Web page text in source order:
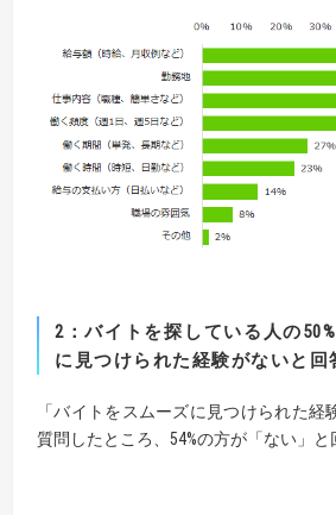
2 ：バイトを探している人の50%
に見つけられた経験がないと回
「バイトをスムーズに見つけられた経
質問したところ、54%の方が「ない」と